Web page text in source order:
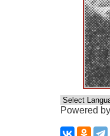
Powered by